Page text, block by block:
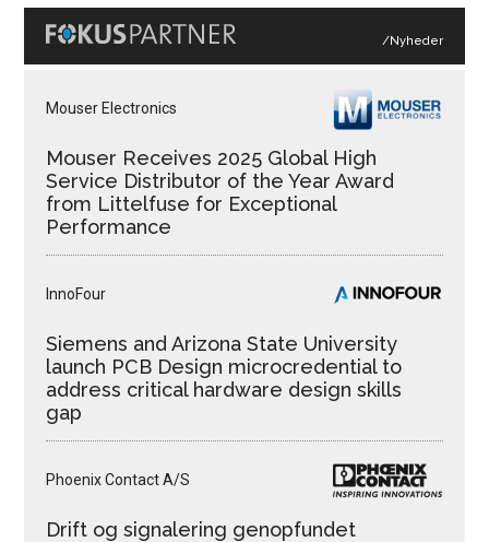
/Nyheder
Mouser Electronics
Mouser Receives 2025 Global High
Service Distributor of the Year Award
from Littelfuse for Exceptional
Performance
InnoFour
Siemens and Arizona State University
launch PCB Design microcredential to
address critical hardware design skills
gap
Phoenix Contact A/S
Drift og signalering genopfundet